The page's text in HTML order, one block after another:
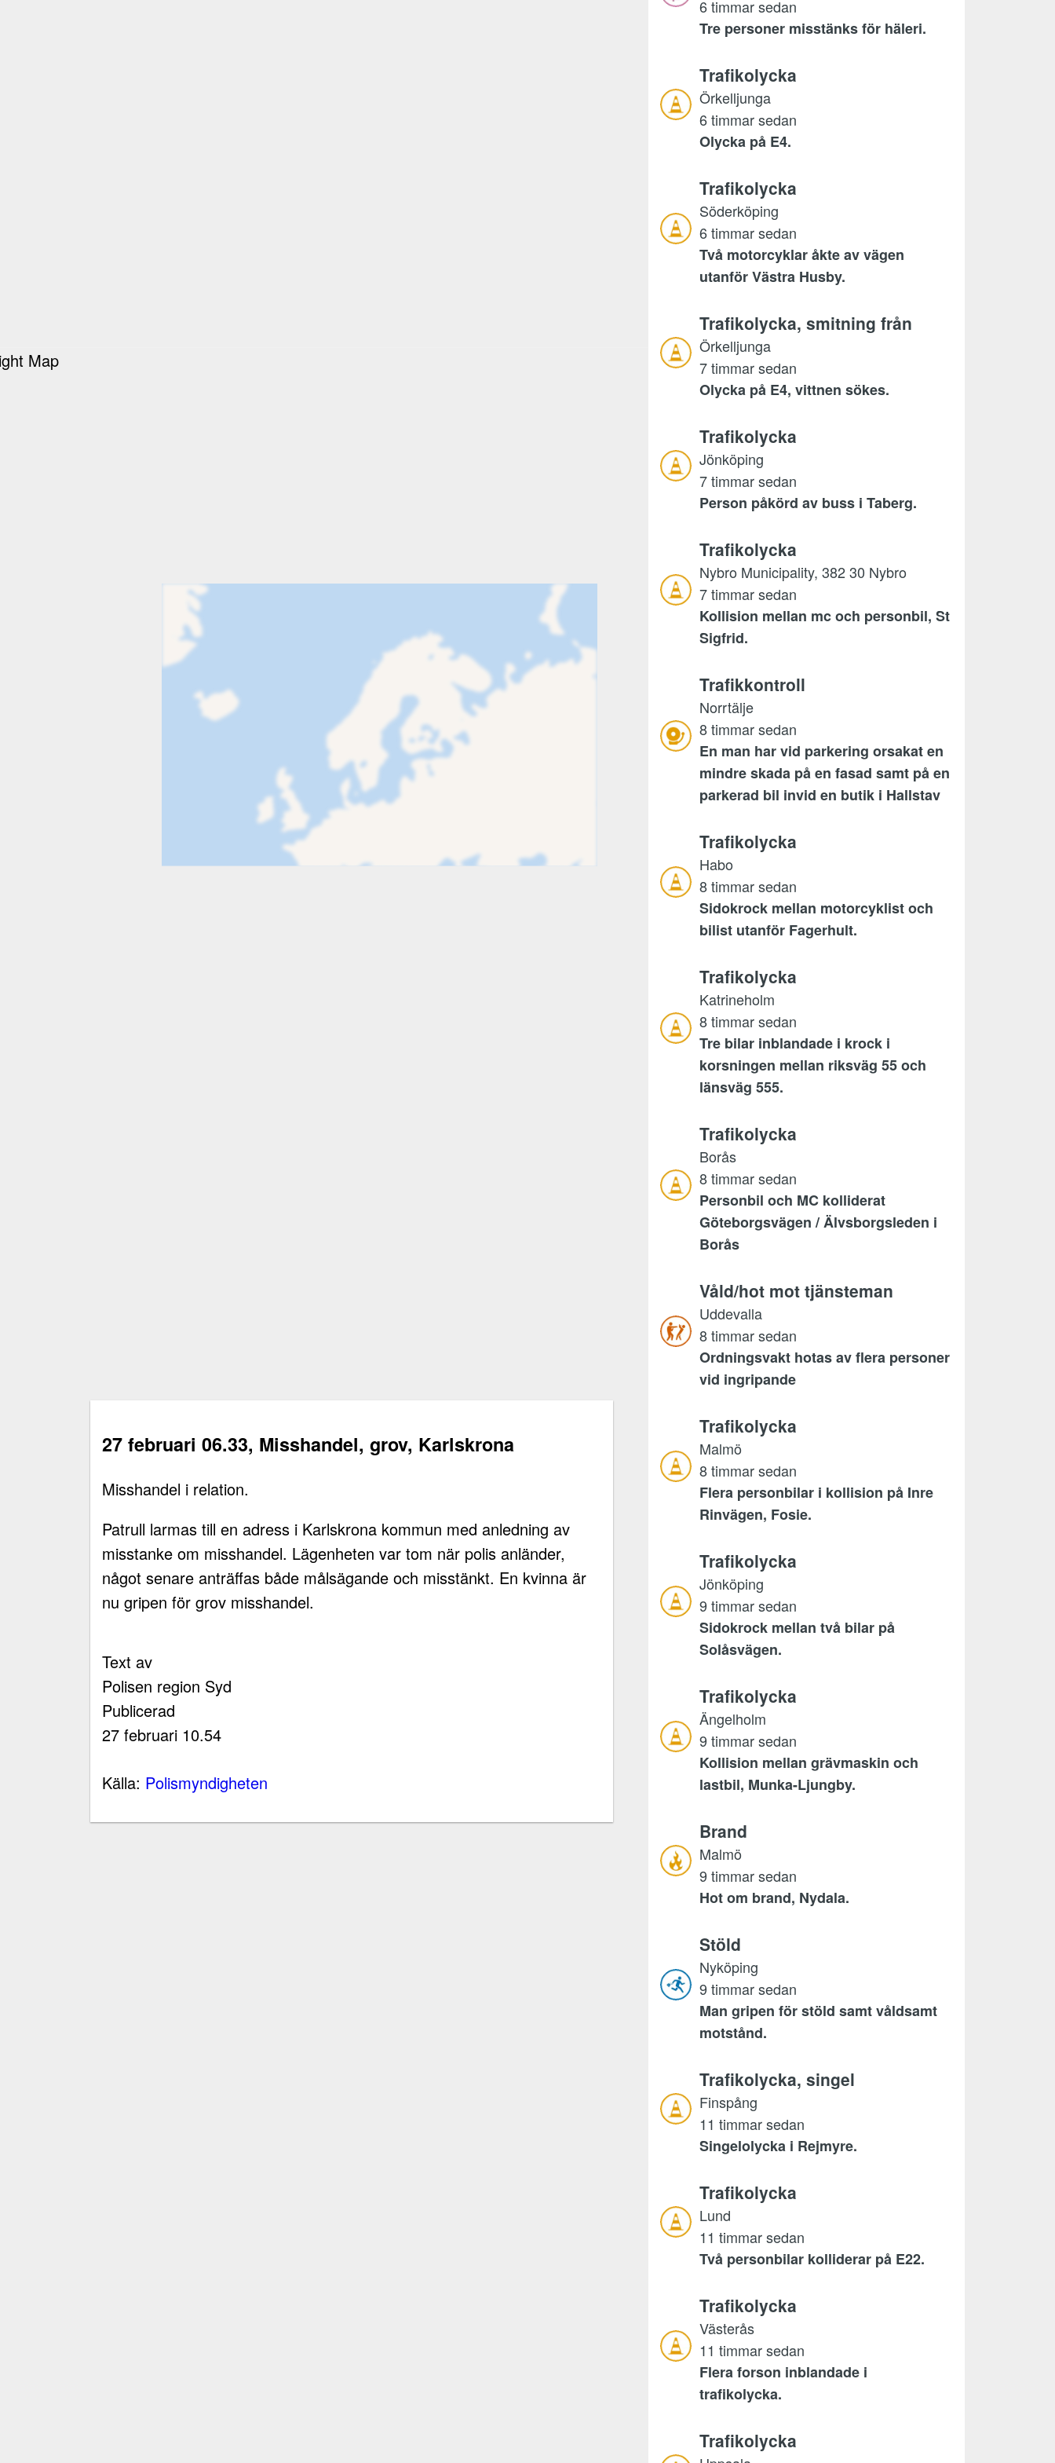
27 februari 06.33, Misshandel, grov, Karlskrona
Misshandel i relation.
Patrull larmas till en adress i Karlskrona kommun med anledning av
misstanke om misshandel. Lägenheten var tom när polis anländer,
något senare anträffas både målsägande och misstänkt. En kvinna är
nu gripen för grov misshandel.
Text av
Polisen region Syd
Publicerad
27 februari 10.54
Källa: Polismyndigheten
6 timmar sedan
Tre personer misstänks för häleri.
Trafikolycka
Örkelljunga
6 timmar sedan
Olycka på E4.
Trafikolycka
Söderköping
6 timmar sedan
Två motorcyklar åkte av vägen
utanför Västra Husby.
Trafikolycka, smitning från
Örkelljunga
7 timmar sedan
Olycka på E4, vittnen sökes.
Trafikolycka
Jönköping
7 timmar sedan
Person påkörd av buss i Taberg.
Trafikolycka
Nybro Municipality, 382 30 Nybro
7 timmar sedan
Kollision mellan mc och personbil, St
Sigfrid.
Trafikkontroll
Norrtälje
8 timmar sedan
En man har vid parkering orsakat en
mindre skada på en fasad samt på en
parkerad bil invid en butik i Hallstav
Trafikolycka
Habo
8 timmar sedan
Sidokrock mellan motorcyklist och
bilist utanför Fagerhult.
Trafikolycka
Katrineholm
8 timmar sedan
Tre bilar inblandade i krock i
korsningen mellan riksväg 55 och
länsväg 555.
Trafikolycka
Borås
8 timmar sedan
Personbil och MC kolliderat
Göteborgsvägen / Älvsborgsleden i
Borås
Våld/hot mot tjänsteman
Uddevalla
8 timmar sedan
Ordningsvakt hotas av flera personer
vid ingripande
Trafikolycka
Malmö
8 timmar sedan
Flera personbilar i kollision på Inre
Rinvägen, Fosie.
Trafikolycka
Jönköping
9 timmar sedan
Sidokrock mellan två bilar på
Solåsvägen.
Trafikolycka
Ängelholm
9 timmar sedan
Kollision mellan grävmaskin och
lastbil, Munka-Ljungby.
Brand
Malmö
9 timmar sedan
Hot om brand, Nydala.
Stöld
Nyköping
9 timmar sedan
Man gripen för stöld samt våldsamt
motstånd.
Trafikolycka, singel
Finspång
11 timmar sedan
Singelolycka i Rejmyre.
Trafikolycka
Lund
11 timmar sedan
Två personbilar kolliderar på E22.
Trafikolycka
Västerås
11 timmar sedan
Flera forson inblandade i
trafikolycka.
Trafikolycka